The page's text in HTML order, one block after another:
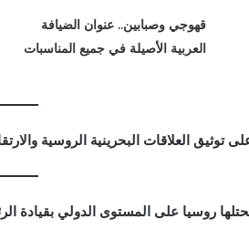
قهوجي وصبابين.. عنوان الضيافة
العربية الأصيلة في جميع المناسبات
توثيق العلاقات البحرينية الروسية
روسيا على المستوى الدولي بقيادة